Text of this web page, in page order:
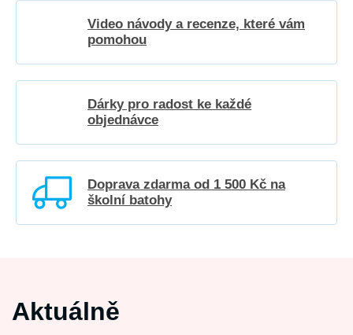
Video návody a recenze, které vám
pomohou
Dárky pro radost ke každé
objednávce
Doprava zdarma od 1 500 Kč na
školní batohy
Aktuálně